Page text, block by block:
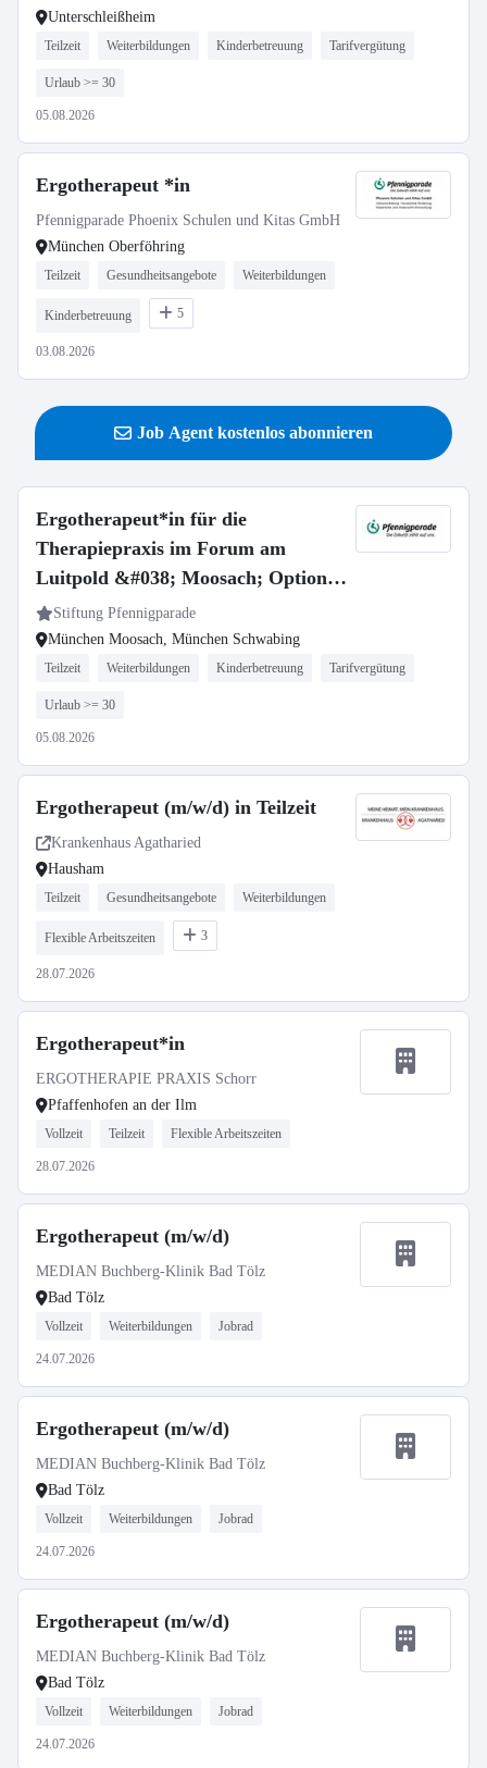
Unterschleißheim
Teilzeit Weiterbildungen Kinderbetreuung Tarifvergütung
Urlaub >= 30
05.08.2026
Ergotherapeut *in
Pfennigparade Phoenix Schulen und Kitas GmbH
München Oberföhring
Teilzeit Gesundheitsangebote Weiterbildungen
Kinderbetreuung 5
03.08.2026
Job Agent kostenlos abonnieren
Ergotherapeut*in für die
Therapiepraxis im Forum am
Luitpold &#038; Moosach; Option
auf fachl. Leitung
Stiftung Pfennigparade
München Moosach, München Schwabing
Teilzeit Weiterbildungen Kinderbetreuung Tarifvergütung
Urlaub >= 30
05.08.2026
Ergotherapeut (m/w/d) in Teilzeit
Krankenhaus Agatharied
Hausham
Teilzeit Gesundheitsangebote Weiterbildungen
Flexible Arbeitszeiten 3
28.07.2026
Ergotherapeut*in
ERGOTHERAPIE PRAXIS Schorr
Pfaffenhofen an der Ilm
Vollzeit Teilzeit Flexible Arbeitszeiten
28.07.2026
Ergotherapeut (m/w/d)
MEDIAN Buchberg-Klinik Bad Tölz
Bad Tölz
Vollzeit Weiterbildungen Jobrad
24.07.2026
Ergotherapeut (m/w/d)
MEDIAN Buchberg-Klinik Bad Tölz
Bad Tölz
Vollzeit Weiterbildungen Jobrad
24.07.2026
Ergotherapeut (m/w/d)
MEDIAN Buchberg-Klinik Bad Tölz
Bad Tölz
Vollzeit Weiterbildungen Jobrad
24.07.2026